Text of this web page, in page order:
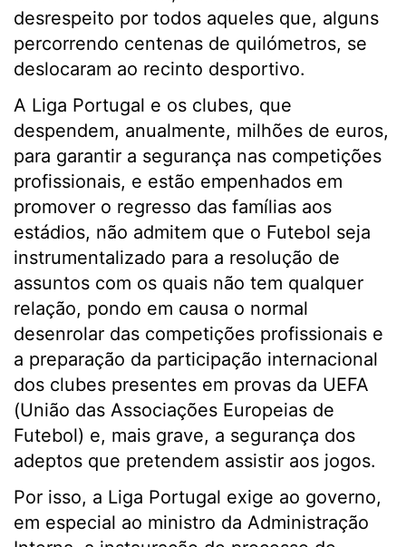
desrespeito por todos aqueles que, alguns
percorrendo centenas de quilómetros, se
deslocaram ao recinto desportivo.
A Liga Portugal e os clubes, que
despendem, anualmente, milhões de euros,
para garantir a segurança nas competições
profissionais, e estão empenhados em
promover o regresso das famílias aos
estádios, não admitem que o Futebol seja
instrumentalizado para a resolução de
assuntos com os quais não tem qualquer
relação, pondo em causa o normal
desenrolar das competições profissionais e
a preparação da participação internacional
dos clubes presentes em provas da UEFA
(União das Associações Europeias de
Futebol) e, mais grave, a segurança dos
adeptos que pretendem assistir aos jogos.
Por isso, a Liga Portugal exige ao governo,
em especial ao ministro da Administração